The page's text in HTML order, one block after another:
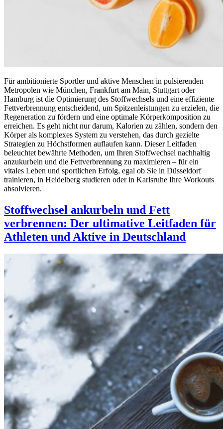
Für ambitionierte Sportler und aktive Menschen in pulsierenden
Metropolen wie München, Frankfurt am Main, Stuttgart oder
Hamburg ist die Optimierung des Stoffwechsels und eine effiziente
Fettverbrennung entscheidend, um Spitzenleistungen zu erzielen, die
Regeneration zu fördern und eine optimale Körperkomposition zu
erreichen. Es geht nicht nur darum, Kalorien zu zählen, sondern den
Körper als komplexes System zu verstehen, das durch gezielte
Strategien zu Höchstformen auflaufen kann. Dieser Leitfaden
beleuchtet bewährte Methoden, um Ihren Stoffwechsel nachhaltig
anzukurbeln und die Fettverbrennung zu maximieren – für ein
vitales Leben und sportlichen Erfolg, egal ob Sie in Düsseldorf
trainieren, in Heidelberg studieren oder in Karlsruhe Ihre Workouts
absolvieren.
Stoffwechsel ankurbeln und Fett
verbrennen: Der ultimative Leitfaden für
Athleten und Aktive in Deutschland